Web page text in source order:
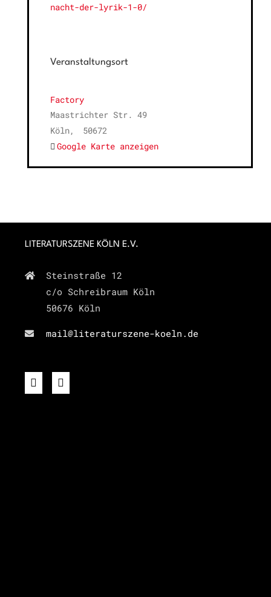
nacht-der-lyrik-1-0/
Veranstaltungsort
Factory
Maastrichter Str. 49
Köln,
50672
Google Karte anzeigen
LITERATURSZENE KÖLN E.V.
Steinstraße 12
c/o Schreibraum Köln
50676 Köln
mail@literaturszene-koeln.de